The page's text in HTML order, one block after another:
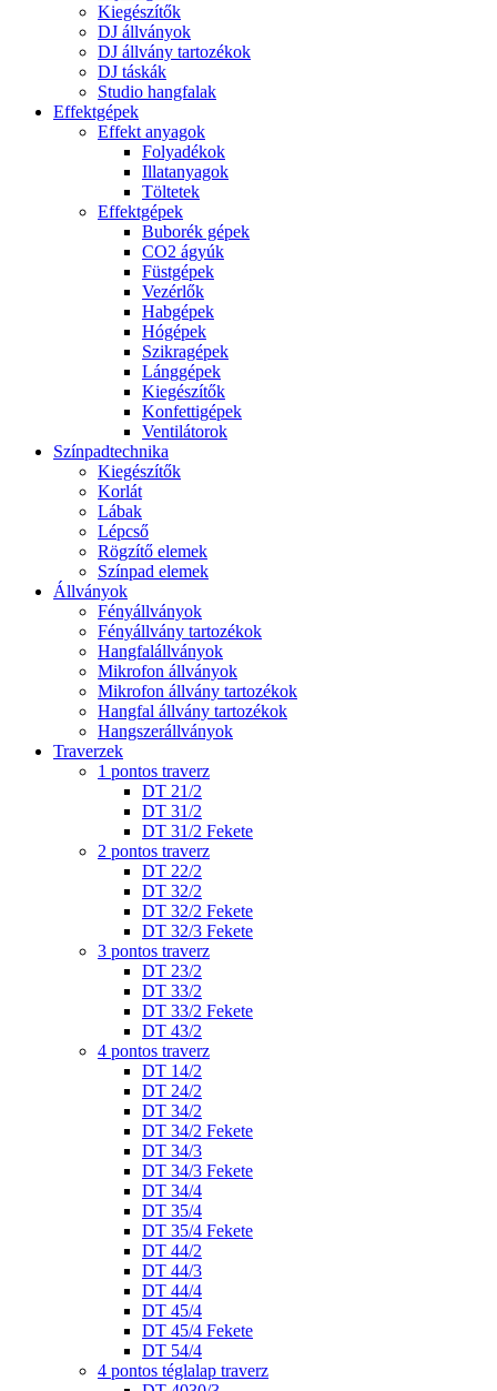
Kiegészítők
DJ állványok
DJ állvány tartozékok
DJ táskák
Studio hangfalak
Effektgépek
Effekt anyagok
Folyadékok
Illatanyagok
Töltetek
Effektgépek
Buborék gépek
CO2 ágyúk
Füstgépek
Vezérlők
Habgépek
Hógépek
Szikragépek
Lánggépek
Kiegészítők
Konfettigépek
Ventilátorok
Színpadtechnika
Kiegészítők
Korlát
Lábak
Lépcső
Rögzítő elemek
Színpad elemek
Állványok
Fényállványok
Fényállvány tartozékok
Hangfalállványok
Mikrofon állványok
Mikrofon állvány tartozékok
Hangfal állvány tartozékok
Hangszerállványok
Traverzek
1 pontos traverz
DT 21/2
DT 31/2
DT 31/2 Fekete
2 pontos traverz
DT 22/2
DT 32/2
DT 32/2 Fekete
DT 32/3 Fekete
3 pontos traverz
DT 23/2
DT 33/2
DT 33/2 Fekete
DT 43/2
4 pontos traverz
DT 14/2
DT 24/2
DT 34/2
DT 34/2 Fekete
DT 34/3
DT 34/3 Fekete
DT 34/4
DT 35/4
DT 35/4 Fekete
DT 44/2
DT 44/3
DT 44/4
DT 45/4
DT 45/4 Fekete
DT 54/4
4 pontos téglalap traverz